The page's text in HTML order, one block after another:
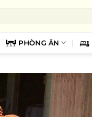
PHÒNG ĂN